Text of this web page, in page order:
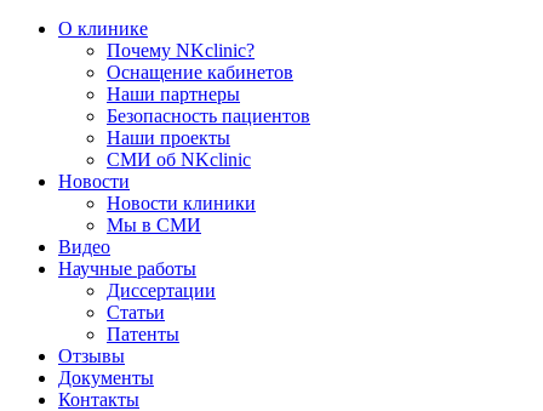
О клинике
Почему NKclinic?
Оснащение кабинетов
Наши партнеры
Безопасность пациентов
Наши проекты
СМИ об NKclinic
Новости
Новости клиники
Мы в СМИ
Видео
Научные работы
Диссертации
Статьи
Патенты
Отзывы
Документы
Контакты